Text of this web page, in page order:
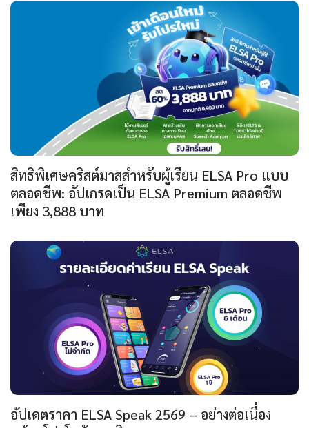
สิทธิพิเศษคริสต์มาสสำหรับผู้เรียน ELSA Pro แบบ
ตลอดชีพ: อัปเกรดเป็น ELSA Premium ตลอดชีพ
เพียง 3,888 บาท
อัปเดตราคา ELSA Speak 2569 – อย่างต่อเนื่อง